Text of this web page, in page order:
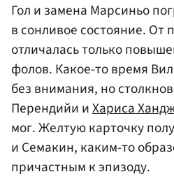
Гол и замена Марсиньо
в сонливое состояние. От
отличалась только
фолов. Какое-то время
без внимания, но
Перендийи иХариса
мог. Желтую карточку
и Семакин, каким-то
причастным к эпизоду.